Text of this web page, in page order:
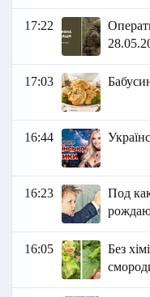
17:22
17:03
16:44
16:23
Под
16:05
Без